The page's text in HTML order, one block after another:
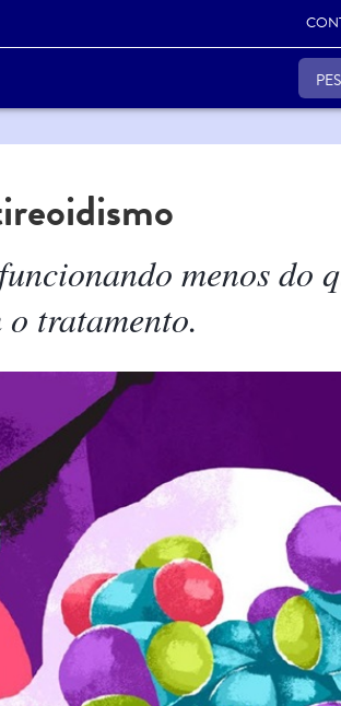
menos do
tratamento.